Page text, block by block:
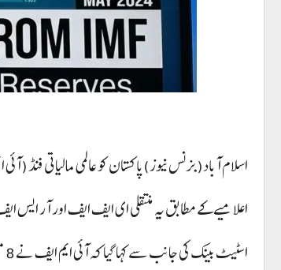
اسلام آباد(بزنس نیوز)پاکستان کو عالمی مالیاتی فنڈ (آئی ایم ایف) سے 1.3 ارب ڈالرز موصول ہو گئے،اس حوالے سے اسٹیٹ بینک آف
اعلامیے کے مطابق یہ منتقلی ای ایف ایف اور آر
اسٹیٹ بینک کی جانب سے کہا گیا کہ آئی ایم ایف نے 8 مئی کو تیسرے جائزے کی منظوری میں یہ قسط منتقل کرنے کی منظوری دی تھی۔